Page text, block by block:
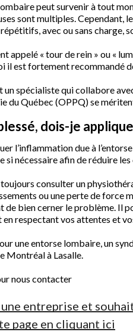
peut survenir à tout
sont multiples. Cependant,
avec ou sans charge,
appelé « tour de rein » ou «
il est fortement recommandé
un spécialiste qui collabore
du Québec (OPPQ) se
dois-je
l’inflammation due à
si nécessaire afin de réduire
consulter un
ou une perte de force
de bien cerner le problème. Il
en respectant vos attentes et
une entorse lombaire, un
Montréal à Lasalle.
nous contacter
entreprise et
page en cliquant ici